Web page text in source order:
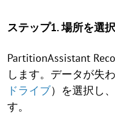
ステップ1. 場所を選択
PartitionAssistant
します。データが失
ドライブ）を選択し
す。